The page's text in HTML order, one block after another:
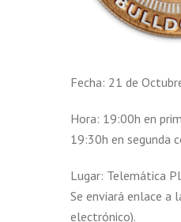
Fecha: 21 de
Hora: 19:00h en
19:30h en segunda
Lugar: Telemática
Se enviará enlace a
electrónico).